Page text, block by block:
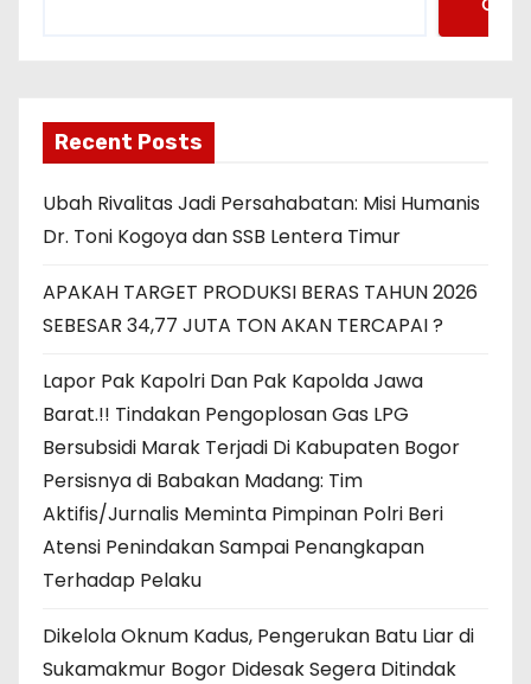
Recent Posts
Ubah Rivalitas Jadi Persahabatan: Misi Humanis
Dr. Toni Kogoya dan SSB Lentera Timur
APAKAH TARGET PRODUKSI BERAS TAHUN 2026
SEBESAR 34,77 JUTA TON AKAN TERCAPAI ?
Lapor Pak Kapolri Dan Pak Kapolda Jawa
Barat.!! Tindakan Pengoplosan Gas LPG
Bersubsidi Marak Terjadi Di Kabupaten Bogor
Persisnya di Babakan Madang: Tim
Aktifis/Jurnalis Meminta Pimpinan Polri Beri
Atensi Penindakan Sampai Penangkapan
Terhadap Pelaku
Dikelola Oknum Kadus, Pengerukan Batu Liar di
Sukamakmur Bogor Didesak Segera Ditindak